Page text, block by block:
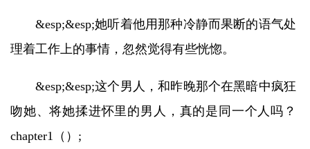
&esp;&esp;她听着他用那种冷静而果断的语气处
理着工作上的事情，忽然觉得有些恍惚。
&esp;&esp;这个男人，和昨晚那个在黑暗中疯狂
吻她、将她揉进怀里的男人，真的是同一个人吗？
chapter1（）;